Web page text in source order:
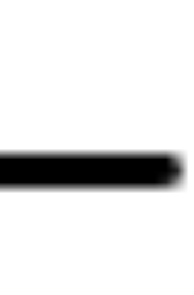
리펀딩이